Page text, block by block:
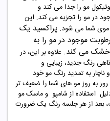
مو را جدا می کند و
در مو را تجزیه می کند. این
شما می شود. پراکسید یک
موجود در مو را به
می کند. علاوه بر این، در
رنگ جدید، زیبایی و
به تمدید رنگ مو خود
به روز مو های شما را ضعیف تر
استفاده از شامپو و ماسک مو
بعد از هر جلسه رنگ یک ضرورت